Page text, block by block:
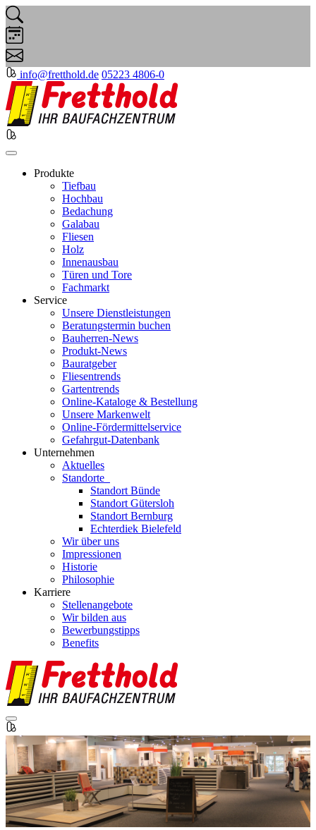
info@fretthold.de 05223 4806-0
Produkte
Tiefbau
Hochbau
Bedachung
Galabau
Fliesen
Holz
Innenausbau
Türen und Tore
Fachmarkt
Service
Unsere Dienstleistungen
Beratungstermin buchen
Bauherren-News
Produkt-News
Bauratgeber
Fliesentrends
Gartentrends
Online-Kataloge & Bestellung
Unsere Markenwelt
Online-Fördermittelservice
Gefahrgut-Datenbank
Unternehmen
Aktuelles
Standorte
Standort Bünde
Standort Gütersloh
Standort Bernburg
Echterdiek Bielefeld
Wir über uns
Impressionen
Historie
Philosophie
Karriere
Stellenangebote
Wir bilden aus
Bewerbungstipps
Benefits